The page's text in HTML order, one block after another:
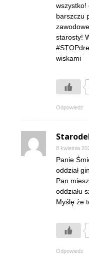
wszystko!
barszczu
starosty!
wiskami
Odpowiedz
8 kwietnia
Panie
oddział
Pan
oddziału
Myślę że
Odpowiedz